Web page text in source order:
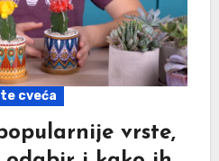
cveća
vrste,